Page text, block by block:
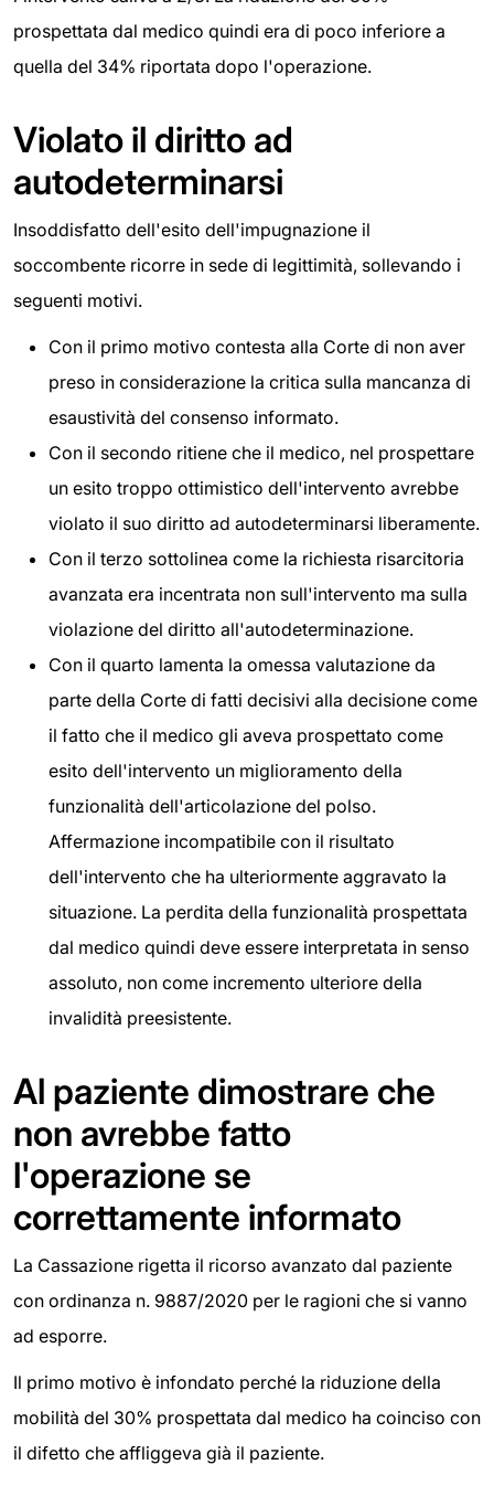
prospettata dal medico quindi era di poco inferiore a
quella del 34% riportata dopo l'operazione.
Violato il diritto ad
autodeterminarsi
Insoddisfatto dell'esito dell'impugnazione il
soccombente ricorre in sede di legittimità, sollevando i
seguenti motivi.
Con il primo motivo contesta alla Corte di non aver
preso in considerazione la critica sulla mancanza di
esaustività del consenso informato.
Con il secondo ritiene che il medico, nel prospettare
un esito troppo ottimistico dell'intervento avrebbe
violato il suo diritto ad autodeterminarsi liberamente.
Con il terzo sottolinea come la richiesta risarcitoria
avanzata era incentrata non sull'intervento ma sulla
violazione del diritto all'autodeterminazione.
Con il quarto lamenta la omessa valutazione da
parte della Corte di fatti decisivi alla decisione come
il fatto che il medico gli aveva prospettato come
esito dell'intervento un miglioramento della
funzionalità dell'articolazione del polso.
Affermazione incompatibile con il risultato
dell'intervento che ha ulteriormente aggravato la
situazione. La perdita della funzionalità prospettata
dal medico quindi deve essere interpretata in senso
assoluto, non come incremento ulteriore della
invalidità preesistente.
Al paziente dimostrare che
non avrebbe fatto
l'operazione se
correttamente informato
La Cassazione rigetta il ricorso avanzato dal paziente
con ordinanza n. 9887/2020 per le ragioni che si vanno
ad esporre.
Il primo motivo è infondato perché la riduzione della
mobilità del 30% prospettata dal medico ha coinciso con
il difetto che affliggeva già il paziente.